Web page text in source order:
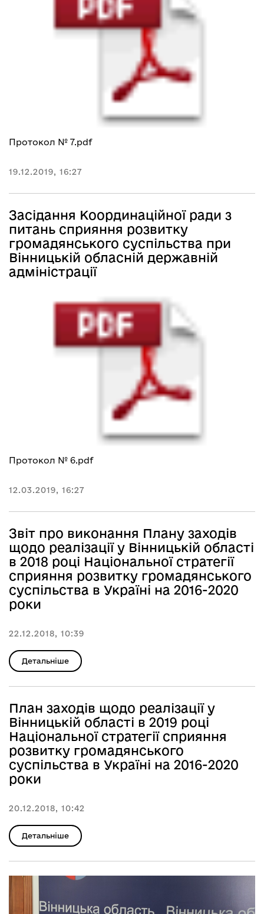
Протокол № 7.pdf
19.12.2019, 16:27
Засідання Координаційної ради з
питань сприяння розвитку
громадянського суспільства при
Вінницькій обласній державній
адміністрації
Протокол № 6.pdf
12.03.2019, 16:27
Звіт про виконання Плану заходів
щодо реалізації у Вінницькій області
в 2018 році Національної стратегії
сприяння розвитку громадянського
суспільства в Україні на 2016-2020
роки
22.12.2018, 10:39
Детальніше
План заходів щодо реалізації у
Вінницькій області в 2019 році
Національної стратегії сприяння
розвитку громадянського
суспільства в Україні на 2016-2020
роки
20.12.2018, 10:42
Детальніше